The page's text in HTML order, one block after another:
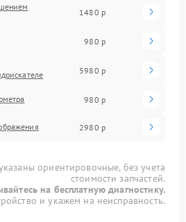
1480 р
980 р
5980 р
980 р
2980 р
ориентировочные, без учета
стоимости запчастей.
на бесплатную диагностику.
и укажем на неисправность.